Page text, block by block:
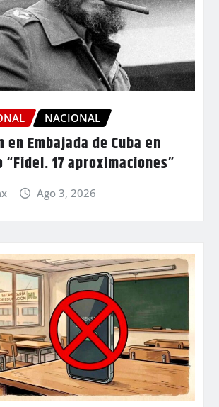
NACIONAL
Embajada de Cuba en
17 aproximaciones”
Ago 3, 2026